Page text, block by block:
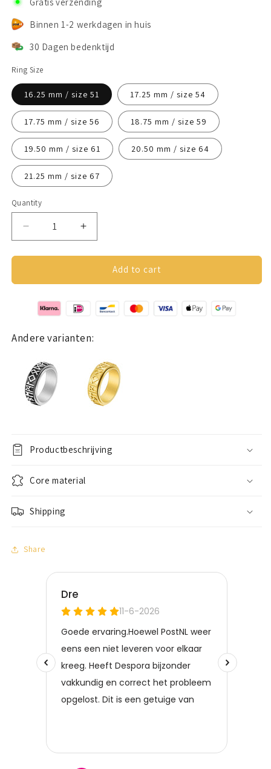
Binnen 1-2 werkdagen in huis
30 Dagen bedenktijd
Ring Size
16.25 mm / size 51 17.25 mm / size 54
17.75 mm / size 56 18.75 mm / size 59
19.50 mm / size 61 20.50 mm / size 64
21.25 mm / size 67
Quantity
Decrease
quantity
for
ring
black
Increase
quantity
for
Anxiety
ring
black
Add to cart
Andere varianten:
Productbeschrijving
Core material
Shipping
Share